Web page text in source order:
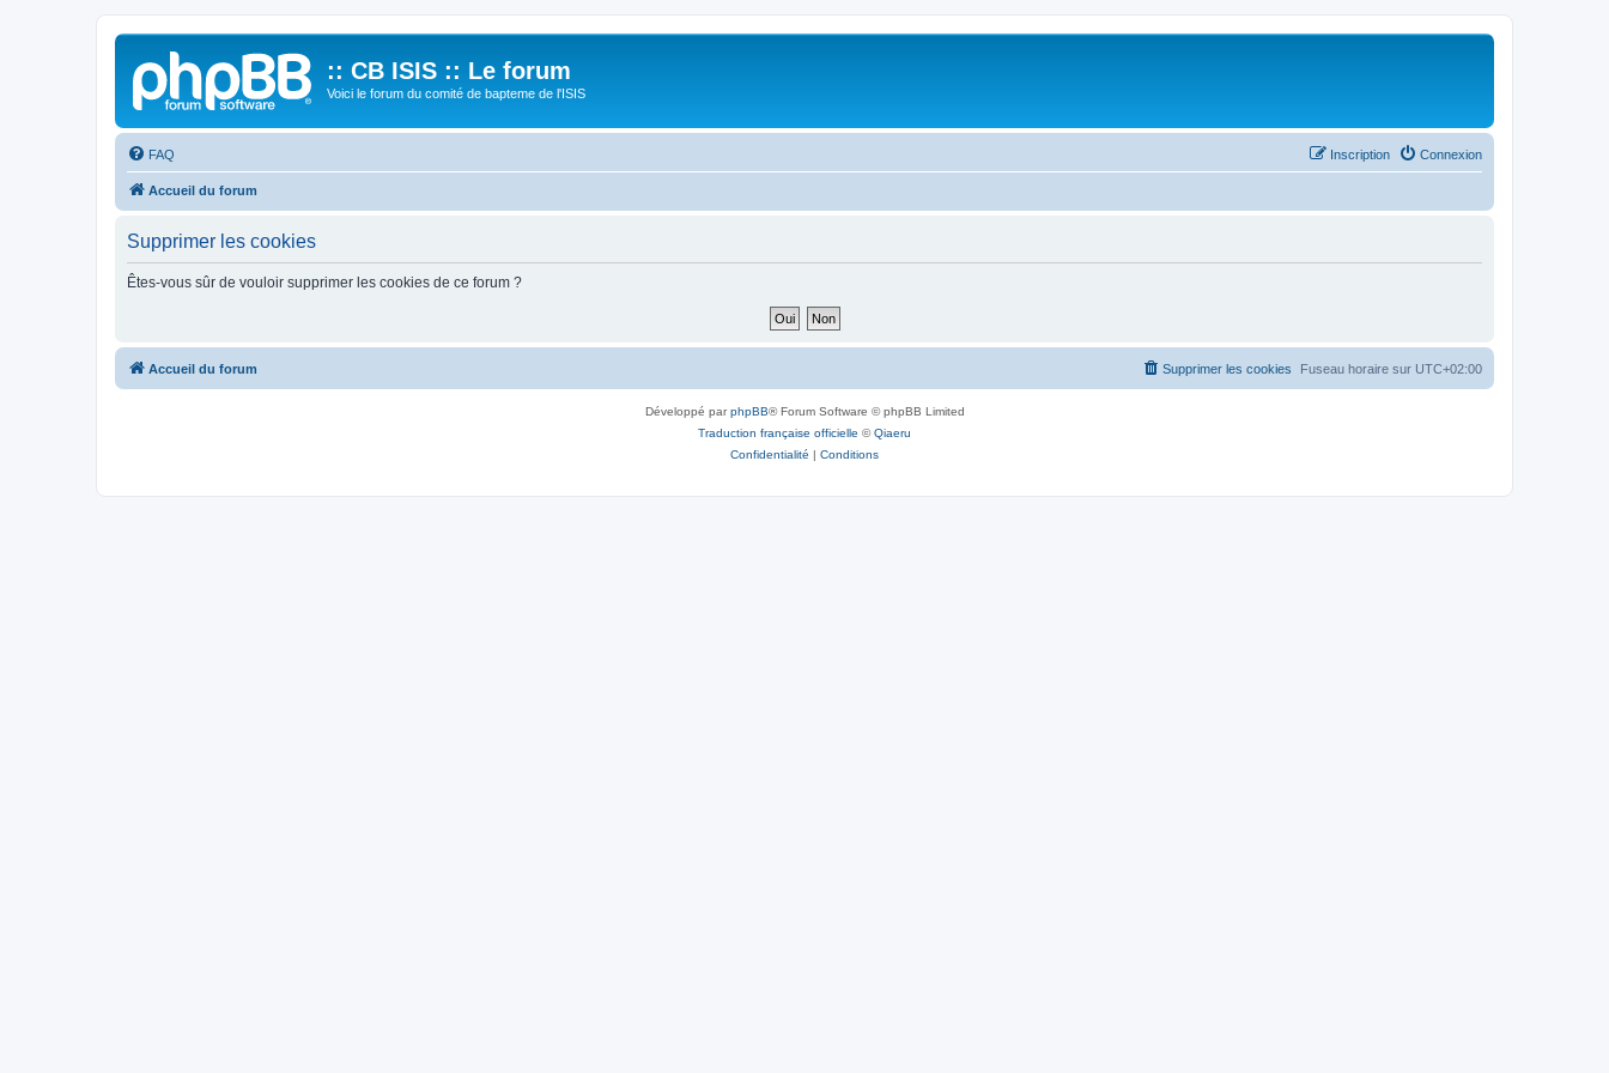
:: CB ISIS :: Le forum
Voici le forum du comité de bapteme de l'ISIS
FAQ Connexion
Inscription
Accueil du forum
Supprimer les cookies
Êtes-vous sûr de vouloir supprimer les cookies de ce forum ?
Accueil du forum Fuseau horaire sur UTC+02:00
Supprimer les cookies
Développé parphpBB® Forum Software © phpBB Limited
Traduction française officielle ©Qiaeru
Confidentialité | Conditions